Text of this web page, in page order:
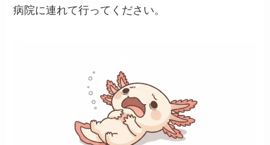
病院に連れて行ってください。